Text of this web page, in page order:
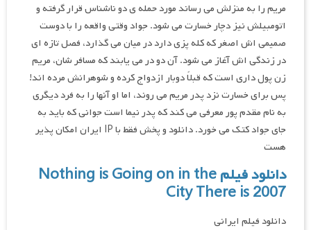
مریم را به منزلش می رساند مورد حمله ی دو ناشناس قرار گرفته و
اتومبیلش نیز دچار خسارت می شود. جواد وقتی واقعه را با دوست
صمیمی اش اصغر که کله پزی دارد در میان می گذارد، فصل تازه ای
در زندگی اش آغاز می شود. آن دو در می یابند که مسافر شان، مریم
زن پول داری است که قبلاً دوبار ازدواج کرده و شوهرانش مرده اند!
پس برای خسارت نزد پدر مریم می روند، اما او آنها را به فرد دیگری
به نام مقدم پور معرفی می کند که پدر نیما است جوانی که باید به
جای جواد کتک می خورد. دانلود و پخش فقط با IP ایران امکان پذیر
هست
دانلود فیلم Nothing is Going on in the
City There is 2007
دانلود فیلم ایرانی